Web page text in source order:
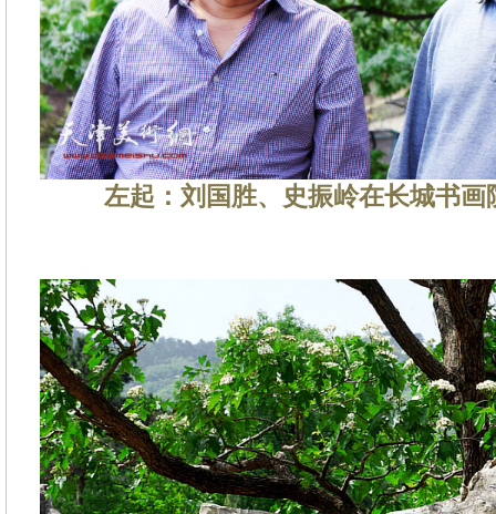
左起：刘国胜、史振岭在长城书画